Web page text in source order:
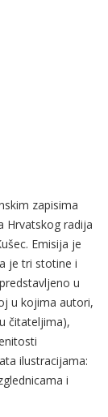
zapisima
Hrvatskog radija
Emisija je
je tri stotine i
u
u kojima autori,
čitateljima),
ilustracijama:
i